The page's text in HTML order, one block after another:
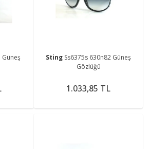
Güneş
Sting Ss6375s 630n82 Güneş
Gözlüğü
1.033,85 TL